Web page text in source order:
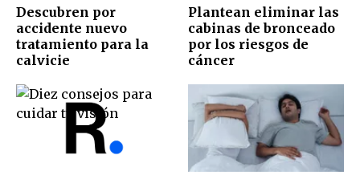
Descubren por
accidente nuevo
tratamiento para la
calvicie
Plantean eliminar las
cabinas de bronceado
por los riesgos de
cáncer